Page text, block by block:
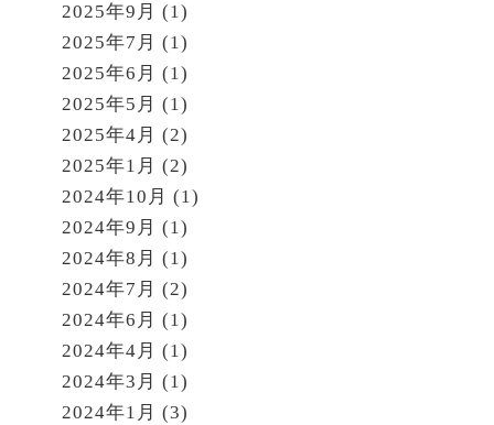
2025年9月 (1)
2025年7月 (1)
2025年6月 (1)
2025年5月 (1)
2025年4月 (2)
2025年1月 (2)
2024年10月 (1)
2024年9月 (1)
2024年8月 (1)
2024年7月 (2)
2024年6月 (1)
2024年4月 (1)
2024年3月 (1)
2024年1月 (3)